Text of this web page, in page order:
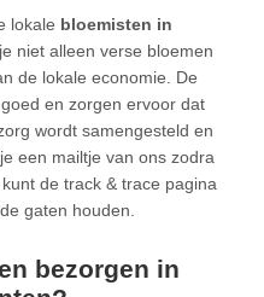
lokale bloemisten in
niet alleen verse bloemen
de lokale economie. De
en zorgen ervoor dat
wordt samengesteld en
een mailtje van ons zodra
de track & trace pagina
gaten houden.
bezorgen in